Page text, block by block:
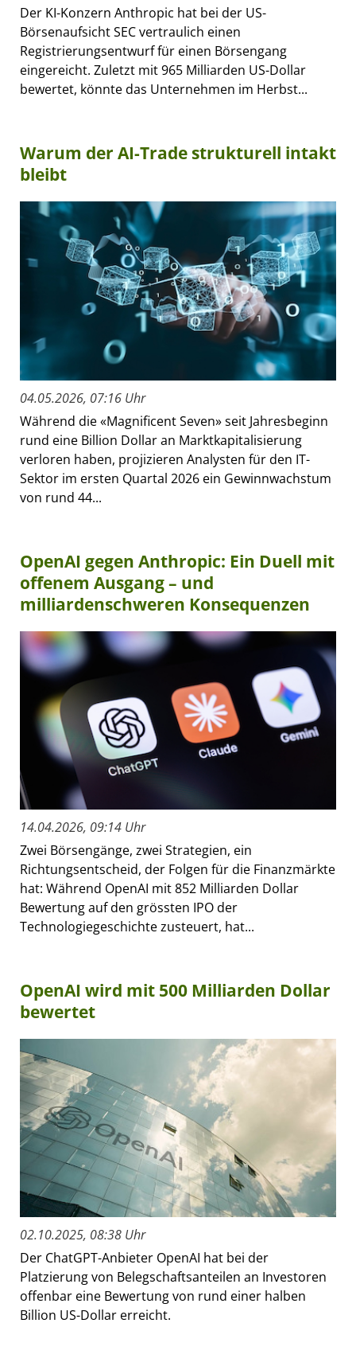
Der KI-Konzern Anthropic hat bei der US-
Börsenaufsicht SEC vertraulich einen
Registrierungsentwurf für einen Börsengang
eingereicht. Zuletzt mit 965 Milliarden US-Dollar
bewertet, könnte das Unternehmen im Herbst...
Warum der AI-Trade strukturell intakt
bleibt
04.05.2026, 07:16 Uhr
Während die «Magnificent Seven» seit Jahresbeginn
rund eine Billion Dollar an Marktkapitalisierung
verloren haben, projizieren Analysten für den IT-
Sektor im ersten Quartal 2026 ein Gewinnwachstum
von rund 44...
OpenAI gegen Anthropic: Ein Duell mit
offenem Ausgang – und
milliardenschweren Konsequenzen
14.04.2026, 09:14 Uhr
Zwei Börsengänge, zwei Strategien, ein
Richtungsentscheid, der Folgen für die Finanzmärkte
hat: Während OpenAI mit 852 Milliarden Dollar
Bewertung auf den grössten IPO der
Technologiegeschichte zusteuert, hat...
OpenAI wird mit 500 Milliarden Dollar
bewertet
02.10.2025, 08:38 Uhr
Der ChatGPT-Anbieter OpenAI hat bei der
Platzierung von Belegschaftsanteilen an Investoren
offenbar eine Bewertung von rund einer halben
Billion US-Dollar erreicht.